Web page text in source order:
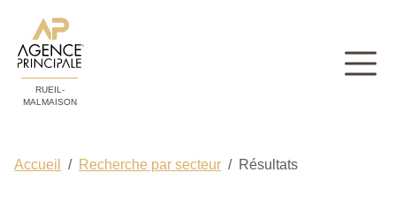
RUEIL-
MALMAISON
Accueil Recherche par secteur Résultats